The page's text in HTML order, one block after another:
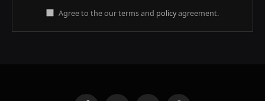
Agree to the our terms and policyagreement.